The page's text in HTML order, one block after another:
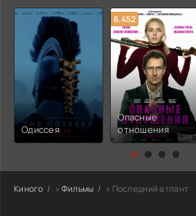
Одиссея
6.452
Опасные
отношения
Киного » Фильмы » Последний атлант